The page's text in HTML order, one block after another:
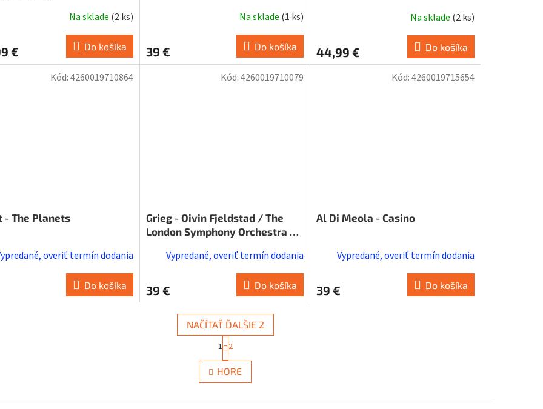
Na sklade (2 ks)
€ Do košíka
Na sklade (1 ks)
39 € Do košíka
Na sklade (2 ks)
44,99 € Do košíka
- The Planets
overiť termín dodania
Do košíka
Kód:4260019710864
Grieg - Oivin Fjeldstad / The
London Symphony Orchestra –
Vypredané, overiť termín dodania
39 € Do košíka
Kód:4260019710079
Al Di Meola - Casino
Vypredané, overiť termín dodania
39 € Do košíka
Kód:4260019715654
O
v
l
d
NAČÍTAŤ ĎALŠIE 2
t
r
á
n
o
1 2
HORE